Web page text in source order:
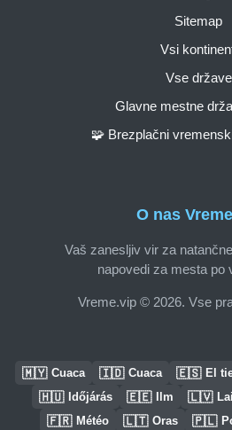
O nas
Vaš zanesljiv vir za
napovedi za mesta po
Vreme.vip © 2026. Vse
Sitemap
Vsi
Vse države
Glavne mestne
🧩 Brezplačni
🇲🇾 Cuaca 🇮🇩 Cuaca 🇪🇸 El
🇭🇺 Időjárás 🇪🇪 Ilm 🇱🇻
🇫🇷 Météo 🇱🇹 Oras 🇵🇱